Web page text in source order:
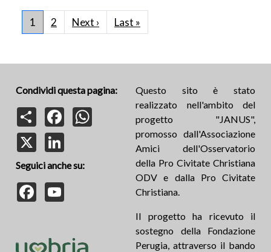
1 2 Next › Pagina successiva
Last »
Condividi questa pagina:
Share
FacebookWhatsApp
Seguici anche su:
Facebook
Questo sito è stato
realizzato nell'ambito del
progetto "JANUS",
promosso dall'Associazione
Amici dell'Osservatorio
della Pro Civitate Christiana
ODV e dalla Pro Civitate
Christiana.
Il progetto ha ricevuto il
sostegno della Fondazione
Perugia, attraverso il bando